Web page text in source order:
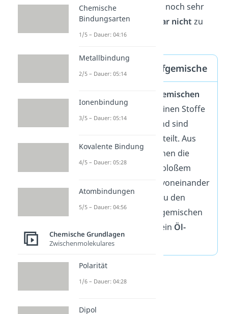
mit bloßem Auge nur noch sehr
schweroder sogar gar nicht zu
erkennen sind.
Heterogene Stoffgemische
heterogenen Gemischen
mischen sich die reinen Stoffe
nicht vollständig und sind
verteilt. Aus
diesem Grund können die
Komponenten mit bloßem
Auge erkannt und voneinander
getrennt werden. Zu den
heterogenen Stoffgemischen
zählt zum Beispiel ein Öl-
Wasser Gemisch
Chemische
Bindungsarten
1/5 – Dauer: 04:16
Metallbindung
2/5 – Dauer: 05:14
Ionenbindung
3/5 – Dauer: 05:14
Kovalente Bindung
4/5 – Dauer: 05:28
Atombindungen
5/5 – Dauer: 04:56
Chemische Grundlagen
Zwischenmolekulares
Polarität
1/6 – Dauer: 04:28
Dipol